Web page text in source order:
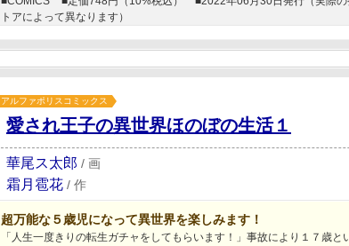
トアによって異なります）
アルファポリスコミックス
愛され王子の異世界ほのぼの生活１
華尾ス太郎 / 画
霜月雹花 / 作
超万能な５歳児になって異世界を楽しみます！
「人生一度きりの転生ガチャをしてもらいます！」事故により１７歳と